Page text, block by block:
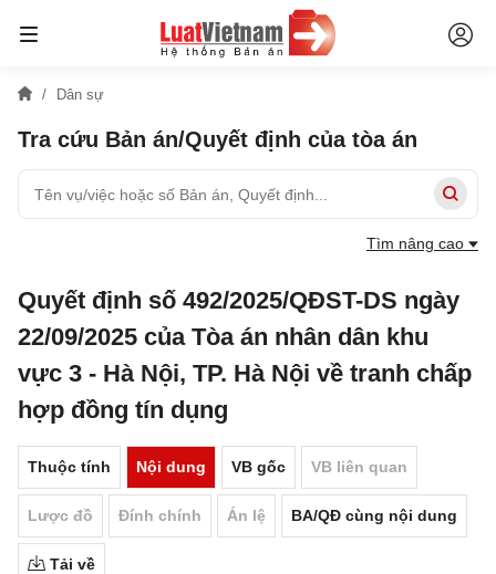
Dân sự
Tra cứu Bản án/Quyết định của tòa án
Tìm nâng cao
Quyết định số 492/2025/QĐST-DS ngày
22/09/2025 của Tòa án nhân dân khu
vực 3 - Hà Nội, TP. Hà Nội về tranh chấp
hợp đồng tín dụng
Thuộc tính Nội dung VB gốc VB liên quan
Lược đồ Đính chính Án lệ BA/QĐ cùng nội dung
Tải về